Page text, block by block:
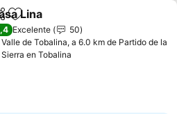
Adicionar aos favoritos
Lina
Excelente
50
Valle de Tobalina, a 6.0 km de Partido de la
Sierra en Tobalina